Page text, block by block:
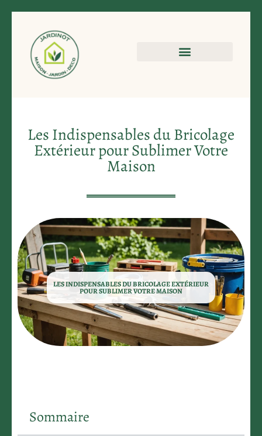
Les Indispensables du Bricolage
Extérieur pour Sublimer Votre
Maison
LES INDISPENSABLES DU BRICOLAGE EXTÉRIEUR
POUR SUBLIMER VOTRE MAISON
Sommaire